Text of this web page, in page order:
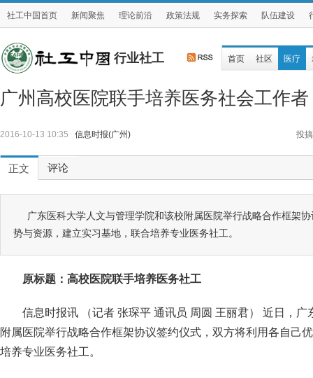
社工中国首页 新闻聚焦 理论前沿 政策法规 实务探索 队伍建设
行业社工 首页 社区 医疗
广州高校医院联手培养医务社会工作者
2016-10-13 10:35 信息时报(广州) 投搞
正文 评论
广东医科大学人文与管理学院和该校附属医院举行战略合作框架
势与资源，建立实习基地，联合培养专业医务社工。
原标题：高校医院联手培养医务社工
信息时报讯 （记者 张琛平 通讯员 周圆 王丽君） 近日，
附属医院举行战略合作框架协议签约仪式，双方将利用各自己
培养专业医务社工。